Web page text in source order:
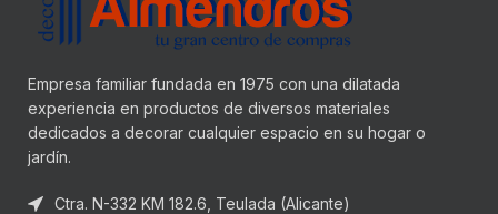
Empresa familiar fundada en 1975 con una dilatada
experiencia en productos de diversos materiales
dedicados a decorar cualquier espacio en su hogar o
jardín.
Ctra. N-332 KM 182.6, Teulada (Alicante)